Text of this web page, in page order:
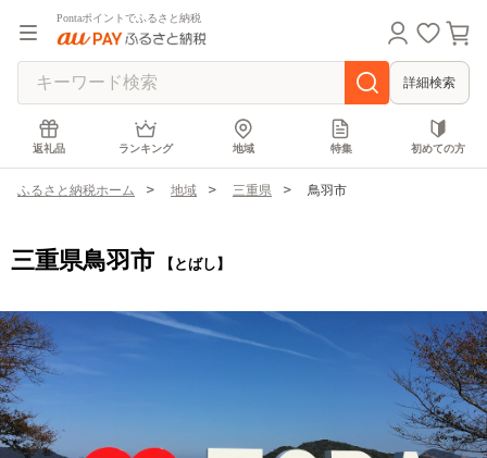
Pontaポイントでふるさと納税
詳細検索
返礼品 ランキング 地域 特集 初めての方
ふるさと納税ホーム 地域 三重県 鳥羽市
三重県鳥羽市 【とばし】